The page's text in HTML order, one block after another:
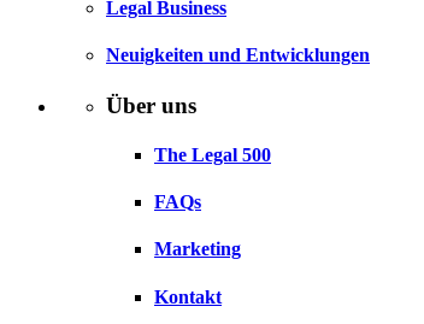
Legal Business
Neuigkeiten und Entwicklungen
Über uns
The Legal 500
FAQs
Marketing
Kontakt